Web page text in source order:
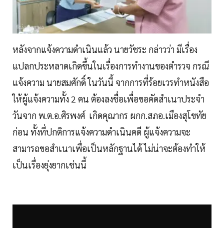
หลังจากแจ้งความดำเนินแล้ว นายวัชระ กล่าวว่า มีเรื่อง
แปลกประหลาดเกิดขึ้นในเรื่องการทำงานของตำรวจ กรณี
แจ้งความ นายสมศักดิ์ ในวันนี้ จากการที่ร้อยเวรทำหนังสือ
ให้ผู้แจ้งความทั้ง 2 คน ต้องลงชื่อเพื่อขอคัดสำเนาประจำ
วันจาก พ.ต.อ.ศิรพงศ์ เกิดคุณากร ผกก.สภอ.เมืองสุโขทัย
ก่อน ทั้งที่ปกติการแจ้งความดำเนินคดี ผู้แจ้งความจะ
สามารถขอสำเนาเพื่อเป็นหลักฐานได้ ไม่น่าจะต้องทำให้
เป็นเรื่องยุ่งยากเช่นนี้